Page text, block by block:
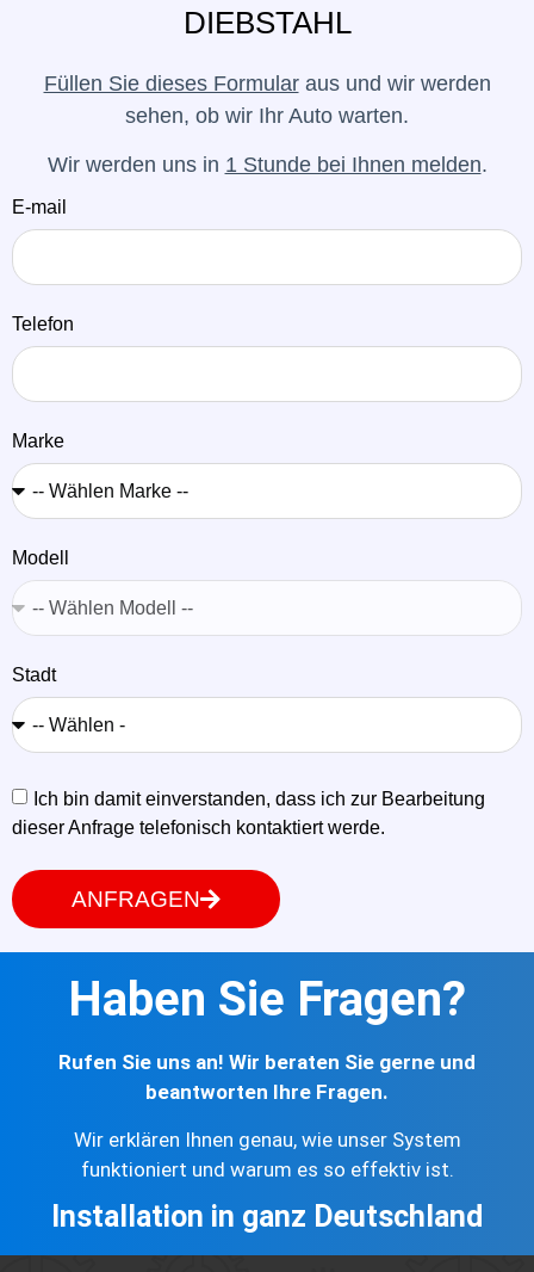
DIEBSTAHL
Füllen Sie dieses Formularaus und wir werden
sehen, ob wir Ihr Auto warten.
Wir werden uns in 1 Stunde bei Ihnen melden.
E-mail
Telefon
Marke
Modell
Stadt
Ich bin damit einverstanden, dass ich zur Bearbeitung
dieser Anfrage telefonisch kontaktiert werde.
ANFRAGEN
Haben Sie Fragen?
Rufen Sie uns an! Wir beraten Sie gerne und
beantworten Ihre Fragen.
Wir erklären Ihnen genau, wie unser System
funktioniert und warum es so effektiv ist.
Installation in ganz Deutschland